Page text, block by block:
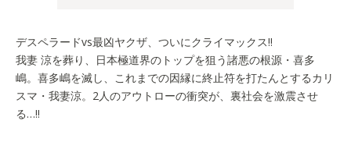
デスペラードvs最凶ヤクザ、ついにクライマックス!!
我妻 涼を葬り、日本極道界のトップを狙う諸悪の根源・喜多
嶋。喜多嶋を滅し、これまでの因縁に終止符を打たんとするカリ
スマ・我妻涼。2人のアウトローの衝突が、裏社会を激震させ
る…!!